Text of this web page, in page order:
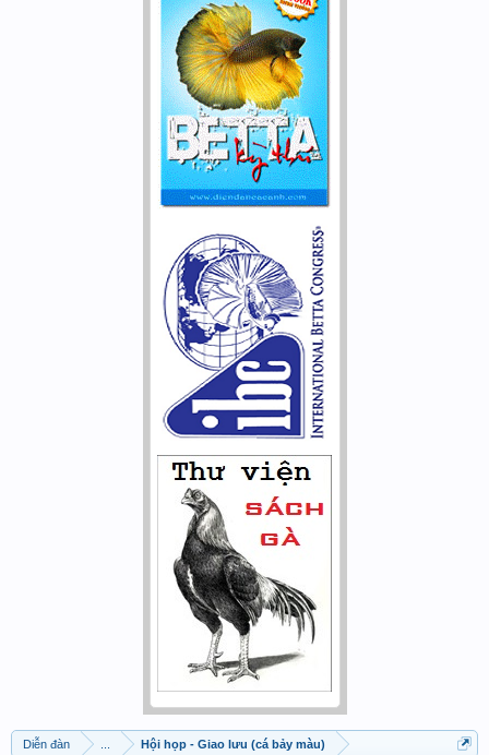
Diễn đàn ... Hội họp - Giao lưu (cá bảy màu)